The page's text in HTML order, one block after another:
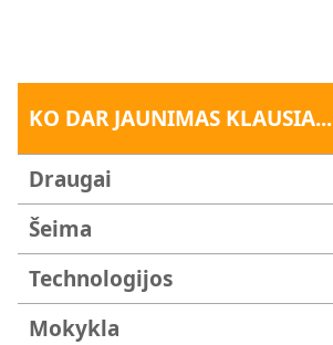
KO DAR JAUNIMAS KLAUSIA...
Draugai
Šeima
Technologijos
Mokykla